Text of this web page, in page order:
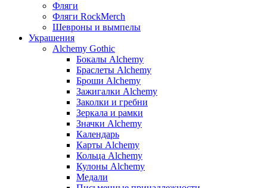
Фляги
Фляги RockMerch
Шевроны и вымпелы
Украшения
Alchemy Gothic
Бокалы Alchemy
Браслеты Alchemy
Броши Alchemy
Зажигалки Alchemy
Заколки и гребни
Зеркала и рамки
Значки Alchemy
Календарь
Карты Alchemy
Кольца Alchemy
Кулоны Alchemy
Медали